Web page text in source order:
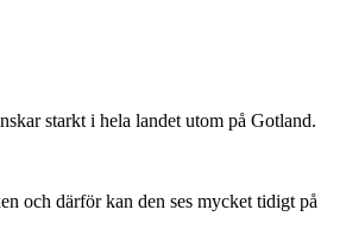
starkt i hela landet utom på Gotland.
och därför kan den ses mycket tidigt på